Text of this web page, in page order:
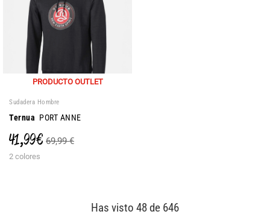
PRODUCTO OUTLET
Sudadera Hombre
Ternua PORT ANNE
41,99 € 69,99 €
2 colores
Has visto 48 de 646